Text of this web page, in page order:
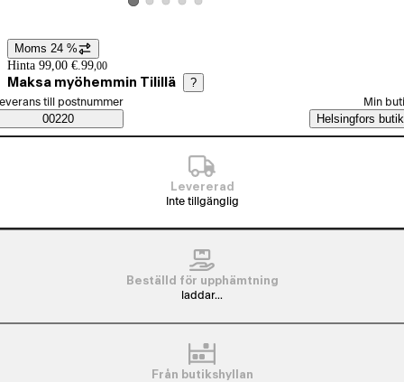
Visa produktbild 1
Visa produktbild 2
Visa produktbild 3
Visa produktbild 4
Visa produktbild 5
Prisinformation
Moms 24 %
Hinta 99,00 €. 99,00
Maksa myöhemmin Tilillä ?
Saatavuustiedot
beställningssätt
till postnummer
00220
Min
Helsingfors butik
Levererad
Inte tillgänglig
Beställd för upphämtning
laddar...
Från butikshyllan